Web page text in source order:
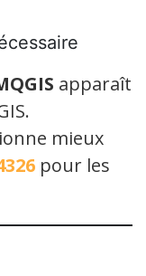
apparaît
mieux
pour les